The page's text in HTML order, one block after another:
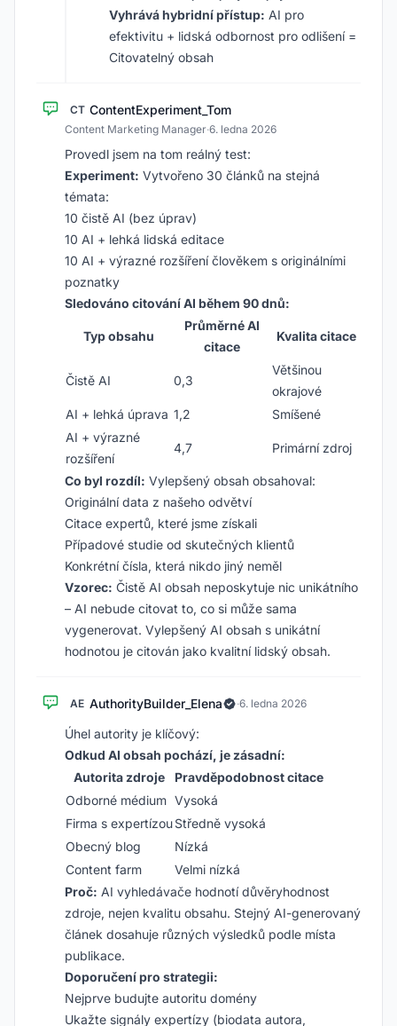
Vyhrává hybridní přístup: AI pro
efektivitu + lidská odbornost pro odlišení =
Citovatelný obsah
CT ContentExperiment_Tom
Content Marketing Manager·6. ledna 2026
Provedl jsem na tom reálný test:
Experiment: Vytvořeno 30 článků na stejná
témata:
10 čistě AI (bez úprav)
10 AI + lehká lidská editace
10 AI + výrazné rozšíření člověkem s originálními
poznatky
Sledováno citování AI během 90 dnů:
Typ obsahu
Průměrné AI
citace
Kvalita citace
Čistě AI 0,3
Většinou
okrajové
AI + lehká úprava 1,2
Smíšené
AI + výrazné
rozšíření
4,7 Primární zdroj
Co byl rozdíl: Vylepšený obsah obsahoval:
Originální data z našeho odvětví
Citace expertů, které jsme získali
Případové studie od skutečných klientů
Konkrétní čísla, která nikdo jiný neměl
Vzorec: Čistě AI obsah neposkytuje nic unikátního
– AI nebude citovat to, co si může sama
vygenerovat. Vylepšený AI obsah s unikátní
hodnotou je citován jako kvalitní lidský obsah.
AE AuthorityBuilder_Elena ·6. ledna 2026
Úhel autority je klíčový:
Odkud AI obsah pochází, je zásadní:
Autorita zdroje
Pravděpodobnost citace
Odborné médium Vysoká
Firma s expertízouStředně vysoká
Obecný blog
Nízká
Content farm
Velmi nízká
Proč: AI vyhledávače hodnotí důvěryhodnost
zdroje, nejen kvalitu obsahu. Stejný AI-generovaný
článek dosahuje různých výsledků podle místa
publikace.
Doporučení pro strategii:
Nejprve budujte autoritu domény
Ukažte signály expertízy (biodata autora,